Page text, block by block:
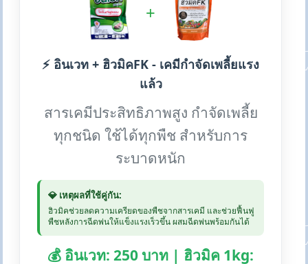
+
⚡ อินเวท + ฮิวมิคFK - เคมีกำจัดเพลี้ยแรง
แล้ว
สารเคมีประสิทธิภาพสูง กำจัดเพลี้ย
ทุกชนิด ใช้ได้ทุกพืช สำหรับการ
ระบาดหนัก
💎 เหตุผลที่ใช้คู่กัน:
ฮิวมิคช่วยลดความเครียดของพืชจากสารเคมี และช่วยฟื้นฟู
พืชหลังการฉีดพ่นให้แข็งแรงเร็วขึ้น ผสมฉีดพ่นพร้อมกันได้
💰 อินเวท: 250 บาท | ฮิวมิค 1kg: